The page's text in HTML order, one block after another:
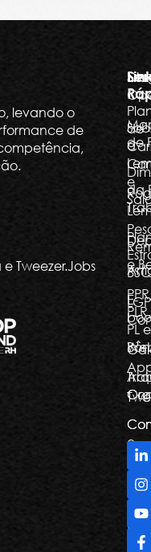
levando o
de
Tweezer.Jobs
de
e
e
PLR,
PL e
e
e
de
da
a
E-